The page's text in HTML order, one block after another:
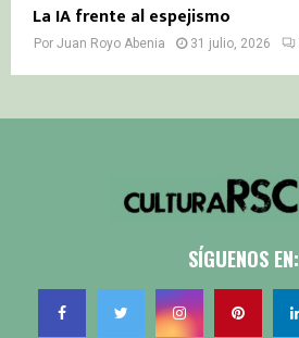
La IA frente al espejismo
Por Juan Royo Abenia 31 julio, 2026
SÍGUENOS EN: